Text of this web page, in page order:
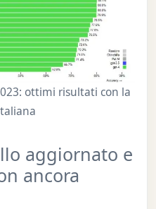
ottimi risultati con la
aggiornato e
ancora